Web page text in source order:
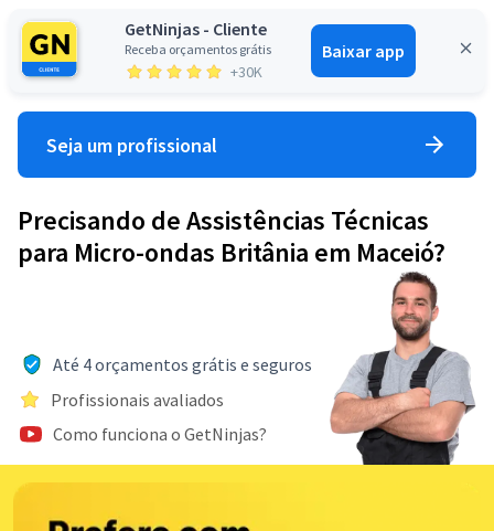
GetNinjas - Cliente
Receba orçamentos grátis
+30K
Baixar app
Entrar
Seja um profissional
Precisando de Assistências Técnicas
para Micro-ondas Britânia em Maceió?
Até 4 orçamentos grátis e seguros
Profissionais avaliados
Como funciona o GetNinjas?